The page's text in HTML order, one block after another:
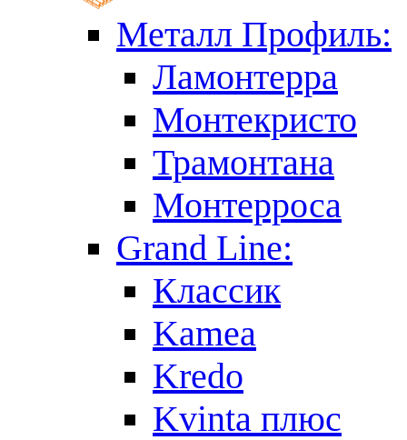
Металл Профиль:
Ламонтерра
Монтекристо
Трамонтана
Монтерроса
Grand Line:
Классик
Kamea
Kredo
Kvinta плюс